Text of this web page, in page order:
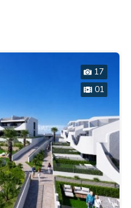
17
01